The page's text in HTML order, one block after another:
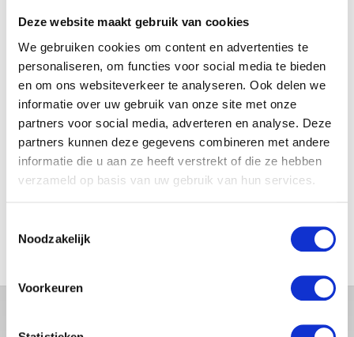
Deze website maakt gebruik van cookies
We gebruiken cookies om content en advertenties te
personaliseren, om functies voor social media te bieden
en om ons websiteverkeer te analyseren. Ook delen we
informatie over uw gebruik van onze site met onze
partners voor social media, adverteren en analyse. Deze
partners kunnen deze gegevens combineren met andere
informatie die u aan ze heeft verstrekt of die ze hebben
verzameld op basis van uw gebruik van hun services.
Noodzakelijk
Voorkeuren
MAMA THIRZA VLOG: OP
VAKANTIE & TWEE ZIEKE
KINDEREN
MAMA CARMEN VLOG:
SCHOLEN ZIJN WEER
BEGONNEN & TANDEN BLEKEN